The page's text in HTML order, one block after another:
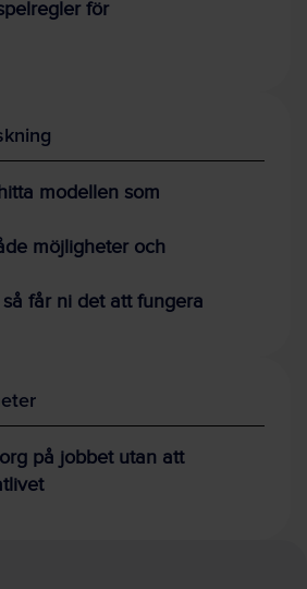
för
modellen som
möjligheter och
får ni det att fungera
på jobbet utan att